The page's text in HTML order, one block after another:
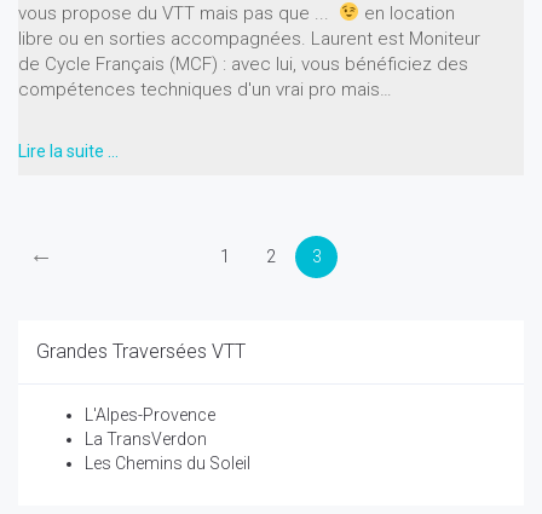
vous propose du VTT mais pas que ...
en location
libre ou en sorties accompagnées. Laurent est Moniteur
de Cycle Français (MCF) : avec lui, vous bénéficiez des
compétences techniques d'un vrai pro mais…
Lire la suite …
← 1 2 3
Grandes Traversées VTT
L'Alpes-Provence
La TransVerdon
Les Chemins du Soleil